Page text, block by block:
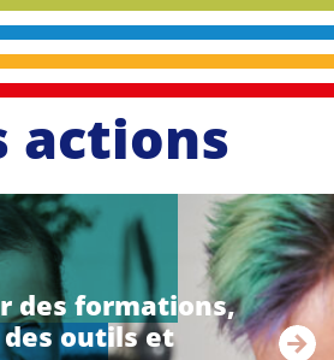
actions
des formations,
outils et
li
r
e
a